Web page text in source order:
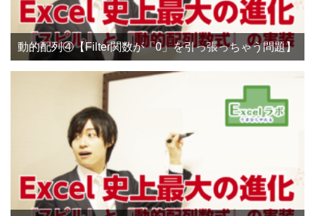
動的配列④【Filter関数が「0」を引っ張っちゃう問題】